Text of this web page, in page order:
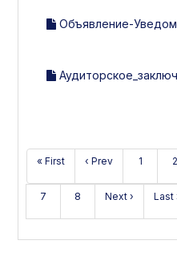
Объявление-
« First ‹ Prev 1 2
7 8 Next › Last